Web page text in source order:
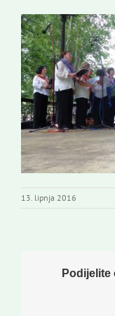
Kontakti
Novi odmev –
Izdavaštvo
Korisne
13. lipnja 2016